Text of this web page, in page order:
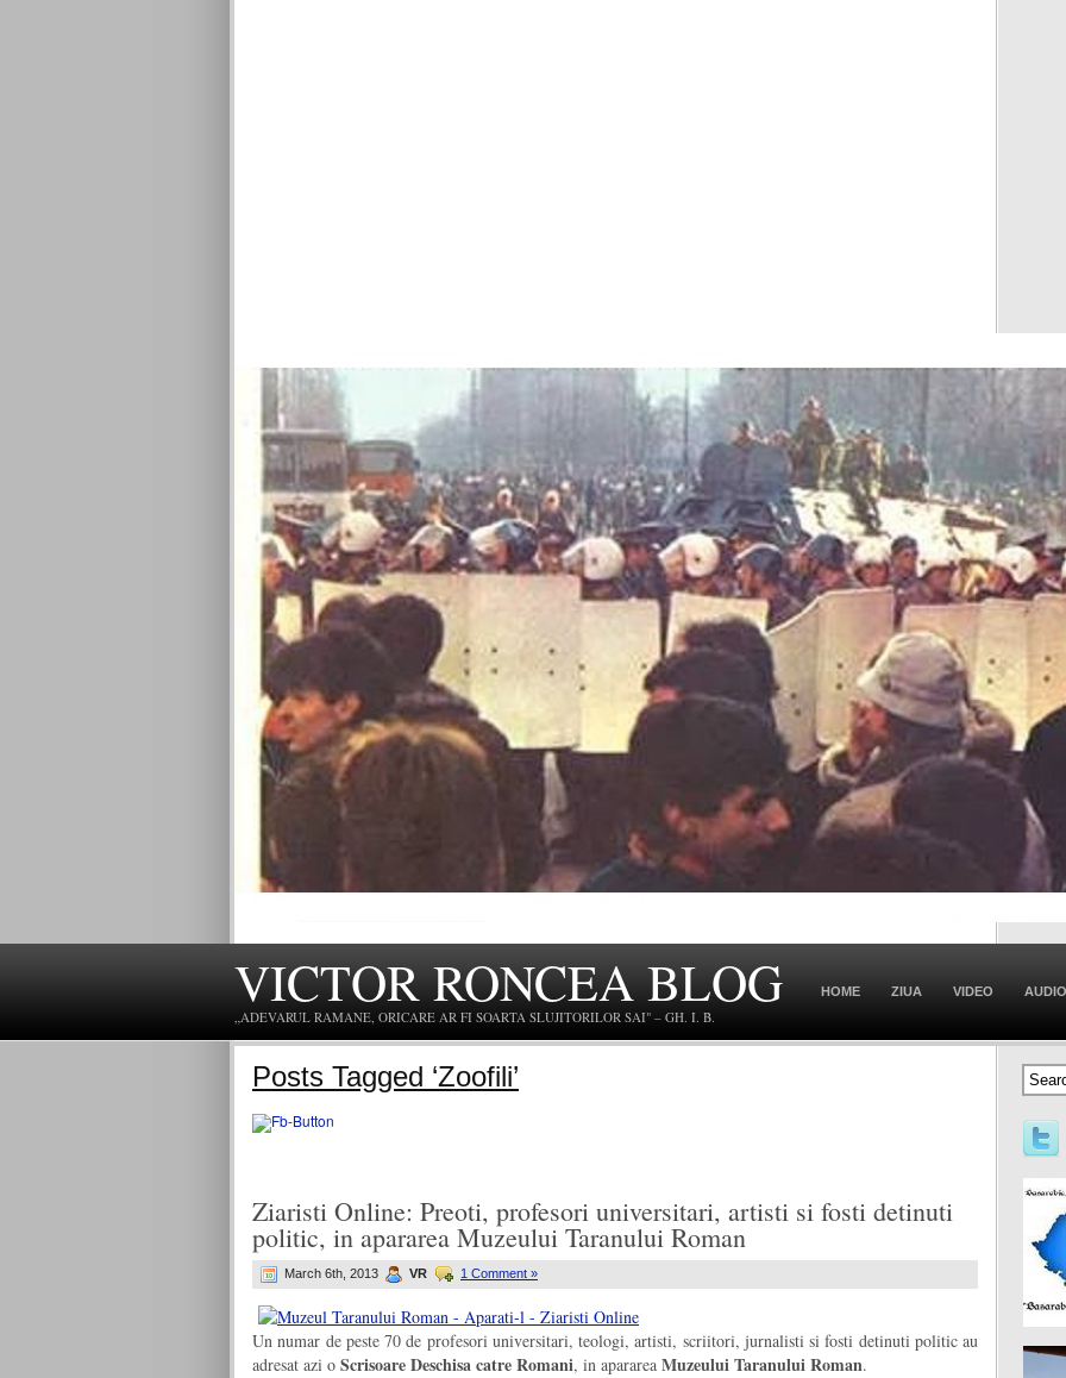
VICTOR RONCEA BLOG
„ADEVARUL RAMANE, ORICARE AR FI SOARTA SLUJITORILOR SAI" – GH. I. B.
HOME ZIUA VIDEO AUDIO
Posts Tagged ‘Zoofili’
Ziaristi Online: Preoti, profesori universitari, artisti si fosti detinuti
politic, in apararea Muzeului Taranului Roman
March 6th, 2013 VR 1 Comment »
Un numar de peste 70 de profesori universitari, teologi, artisti, scriitori, jurnalisti si fosti detinuti politic au
adresat azi o Scrisoare Deschisa catre Romani, in apararea Muzeului Taranului Roman.